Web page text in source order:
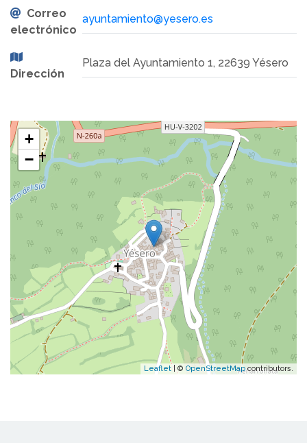
Correo
electrónico
ayuntamiento@yesero.es
Dirección
Plaza del Ayuntamiento 1, 22639 Yésero
+
−
Leaflet | © OpenStreetMapcontributors.